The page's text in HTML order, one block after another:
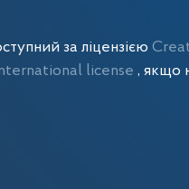
за ліцензією
license , якщо